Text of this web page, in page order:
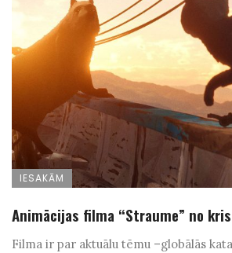
IESAKĀM
Animācijas filma “Straume” no
Filma ir par aktuālu tēmu –globālās